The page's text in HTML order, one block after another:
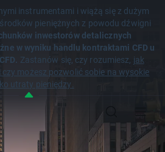
instrumentami i wiążą się z dużym
pieniężnych z powodu dźwigni
inwestorów detalicznych
w wyniku handlu kontraktami CFD u
Zastanów się, czy rozumiesz, jak
czy możesz pozwolić sobie na wysokie
utraty pieniędzy.